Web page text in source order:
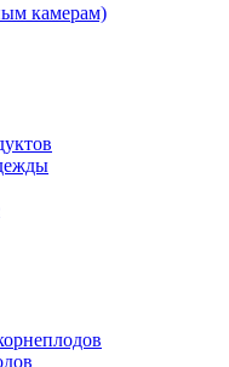
камерам)